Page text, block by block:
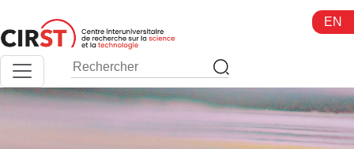
au
contenu
EN